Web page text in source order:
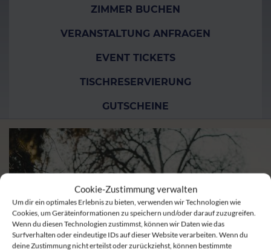
Cookie-Zustimmung verwalten
Um dir ein optimales Erlebnis zu bieten, verwenden wir Technologien wie
Cookies, um Geräteinformationen zu speichern und/oder darauf zuzugreifen.
Wenn du diesen Technologien zustimmst, können wir Daten wie das
Surfverhalten oder eindeutige IDs auf dieser Website verarbeiten. Wenn du
deine Zustimmung nicht erteilst oder zurückziehst, können bestimmte
ZIMMER BUCHEN
VERANSTALTUNG ANFRAGEN
EVENT TICKETS
TISCHRESERVIERUNG
GUTSCHEINE